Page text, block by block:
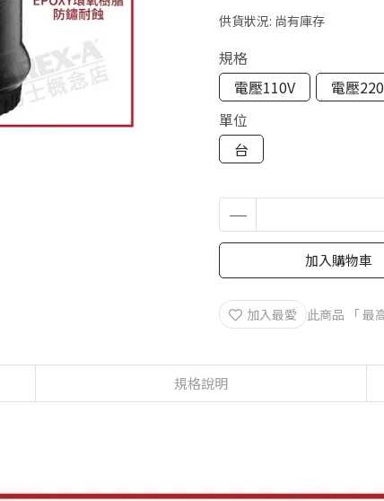
供貨狀況: 尚有庫存
規格
電壓110V
電壓
單位
台
加入購物車
加入最愛 此商品 「 最
規格說明